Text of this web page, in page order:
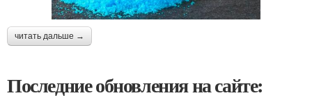
читать дальше →
Последние обновления на сайте: